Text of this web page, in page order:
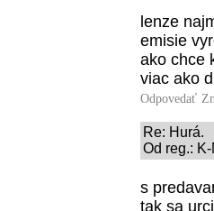
lenze
emisie
ako chce
viac ako
Odpovedať
Re: Hurá.
Od reg.:
s
tak sa